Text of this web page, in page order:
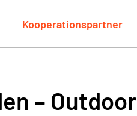
Kooperationspartner
– Outdoor